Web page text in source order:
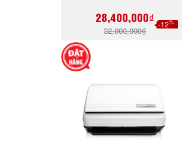
28,400,000₫
32,000,000₫
-12%